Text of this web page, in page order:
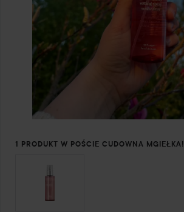
1 PRODUKT W POŚCIE CUDOWNA MGIEŁKA!